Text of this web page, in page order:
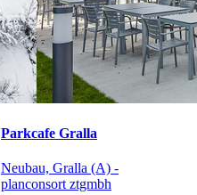
Parkcafe Gralla
Neubau, Gralla (A) -
planconsort ztgmbh